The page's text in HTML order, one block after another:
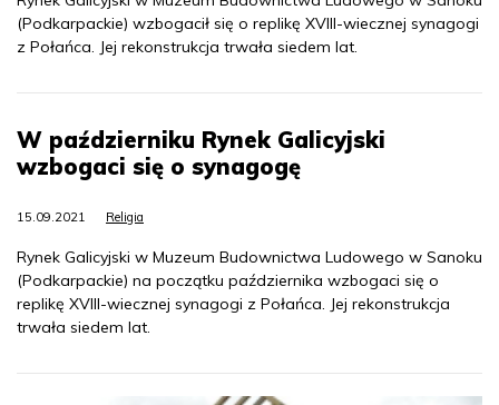
(Podkarpackie) wzbogacił się o replikę XVIII-wiecznej synagogi
z Połańca. Jej rekonstrukcja trwała siedem lat.
W październiku Rynek Galicyjski
wzbogaci się o synagogę
15.09.2021 Religia
Rynek Galicyjski w Muzeum Budownictwa Ludowego w Sanoku
(Podkarpackie) na początku października wzbogaci się o
replikę XVIII-wiecznej synagogi z Połańca. Jej rekonstrukcja
trwała siedem lat.